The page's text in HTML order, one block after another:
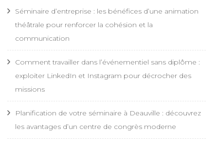
Séminaire d’entreprise : les bénéfices d’une animation
théâtrale pour renforcer la cohésion et la
communication
Comment travailler dans l’événementiel sans diplôme :
exploiter LinkedIn et Instagram pour décrocher des
missions
Planification de votre séminaire à Deauville : découvrez
les avantages d’un centre de congrès moderne